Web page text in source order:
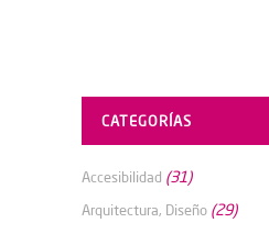
CATEGORÍAS
Accesibilidad (31)
Arquitectura, Diseño (29)